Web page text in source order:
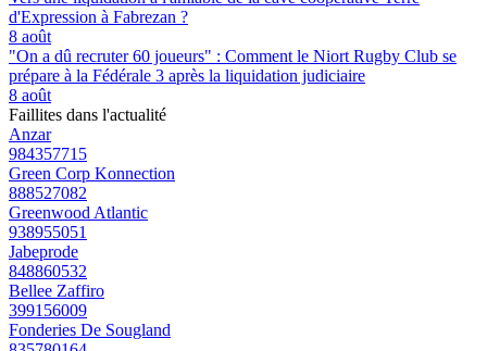
d'Expression à Fabrezan ?
8 août
"On a dû recruter 60 joueurs" : Comment le Niort Rugby Club se
prépare à la Fédérale 3 après la liquidation judiciaire
8 août
Faillites dans l'actualité
Anzar
984357715
Green Corp Konnection
888527082
Greenwood Atlantic
938955051
Jabeprode
848860532
Bellee Zaffiro
399156009
Fonderies De Sougland